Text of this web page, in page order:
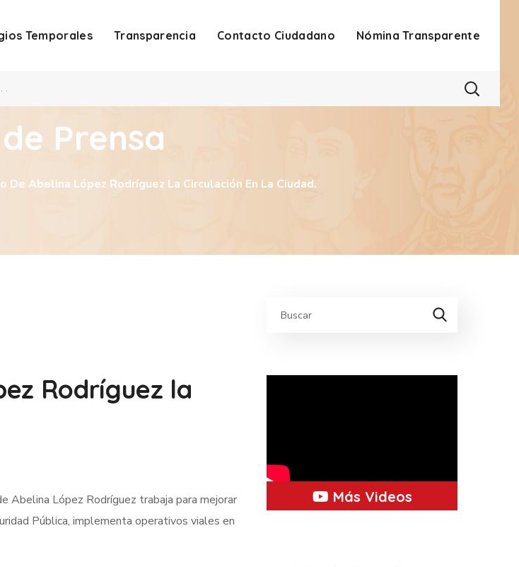
Temporales Transparencia Contacto Ciudadano Nómina Transparente
.
Prensa
De Abelina López Rodríguez La Circulación En La Ciudad.
Rodríguez la
Abelina López Rodríguez trabaja para mejorar
Pública, implementa operativos viales en
Más Videos